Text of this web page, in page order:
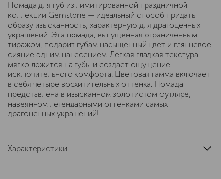
Помада для губ из лимитированной праздничной
коллекции Gemstone — идеальный способ придать
образу изысканность, характерную для драгоценных
украшений. Эта помада, выпущенная ограниченным
тиражом, подарит губам насыщенный цвет и глянцевое
сияние одним нанесением. Легкая гладкая текстура
мягко ложится на губы и создает ощущение
исключительного комфорта. Цветовая гамма включает
в себя четыре восхитительных оттенка. Помада
представлена в изысканном золотистом футляре,
навеянном легендарными оттенками самых
драгоценных украшений!
Характеристики